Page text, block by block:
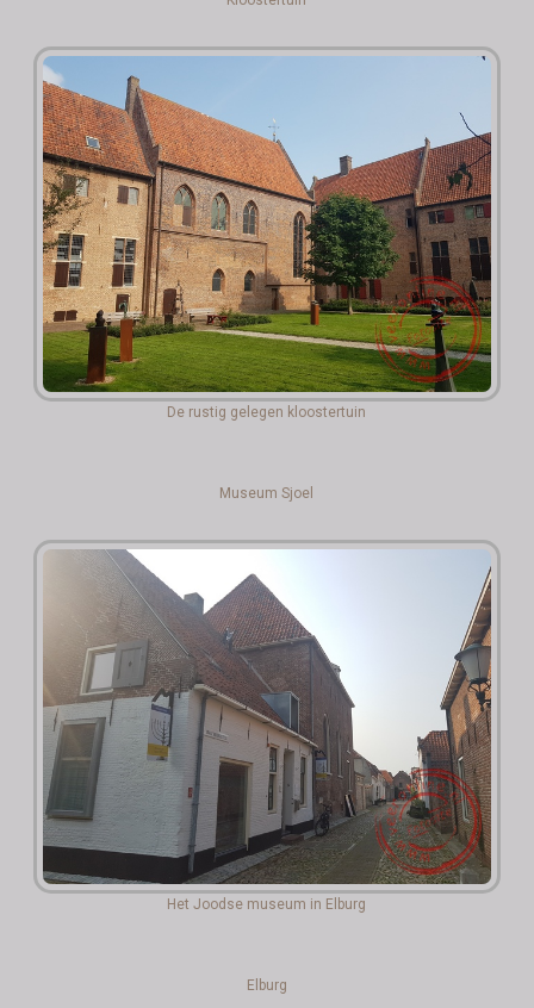
De rustig gelegen kloostertuin
Museum Sjoel
Het Joodse museum in Elburg
Elburg